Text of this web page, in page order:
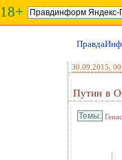
18+
30.09.2015 ,
Путин в